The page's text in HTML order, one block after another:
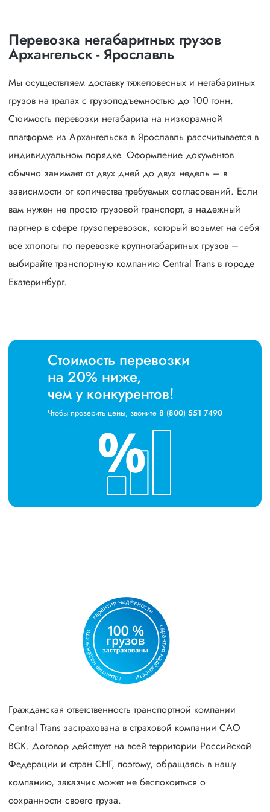
Перевозка негабаритных грузов
Архангельск - Ярославль
Мы осуществляем доставку тяжеловесных и негабаритных
грузов на тралах с грузоподъемностью до 100 тонн.
Стоимость перевозки негабарита на низкорамной
платформе из Архангельска в Ярославль рассчитывается в
индивидуальном порядке. Оформление документов
обычно занимает от двух дней до двух недель – в
зависимости от количества требуемых согласований. Если
вам нужен не просто грузовой транспорт, а надежный
партнер в сфере грузоперевозок, который возьмет на себя
все хлопоты по перевозке крупногабаритных грузов –
выбирайте транспортную компанию Central Trans в городе
Екатеринбург.
Стоимость перевозки
на 20% ниже,
чем у конкурентов!
Чтобы проверить цены, звоните 8 (800) 551 7490
Гражданская ответственность транспортной компании
Central Trans застрахована в страховой компании САО
ВСК. Договор действует на всей территории Российской
Федерации и стран СНГ, поэтому, обращаясь в нашу
компанию, заказчик может не беспокоиться о
сохранности своего груза.